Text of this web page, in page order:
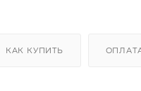
КАК КУПИТЬ